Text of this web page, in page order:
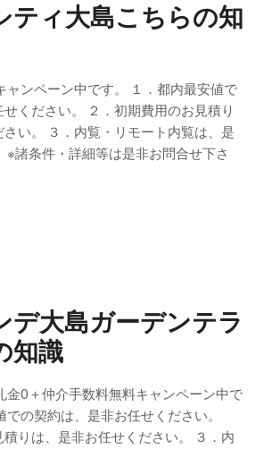
ティ大島こちらの知
ャンペーン中です。 １．都内最安値で
ください。 ２．初期費用のお見積り
い。 ３．内覧・リモート内覧は、是
※諸条件・詳細等は是非お問合せ下さ
デ大島ガーデンテラ
知識
金0＋仲介手数料無料キャンペーン中で
の契約は、是非お任せください。
積りは、是非お任せください。 ３．内